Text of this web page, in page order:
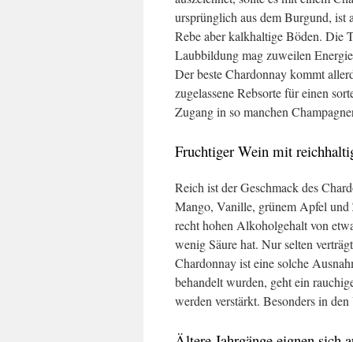
ursprünglich aus dem Burgund, ist
Rebe aber kalkhaltige Böden. Die
Laubbildung mag zuweilen
Der beste Chardonnay kommt
zugelassene Rebsorte für einen
Zugang in so manchen
Fruchtiger Wein mit
Reich ist der Geschmack des
Mango, Vanille, grünem Apfel und
recht hohen Alkoholgehalt von
wenig Säure hat. Nur selten
Chardonnay ist eine solche
behandelt wurden, geht ein
werden verstärkt. Besonders in